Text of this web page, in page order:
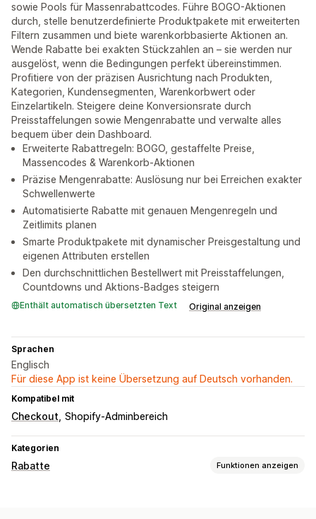
sowie Pools für Massenrabattcodes. Führe BOGO-Aktionen
durch, stelle benutzerdefinierte Produktpakete mit erweiterten
Filtern zusammen und biete warenkorbbasierte Aktionen an.
Wende Rabatte bei exakten Stückzahlen an – sie werden nur
ausgelöst, wenn die Bedingungen perfekt übereinstimmen.
Profitiere von der präzisen Ausrichtung nach Produkten,
Kategorien, Kundensegmenten, Warenkorbwert oder
Einzelartikeln. Steigere deine Konversionsrate durch
Preisstaffelungen sowie Mengenrabatte und verwalte alles
bequem über dein Dashboard.
Erweiterte Rabattregeln: BOGO, gestaffelte Preise,
Massencodes & Warenkorb-Aktionen
Präzise Mengenrabatte: Auslösung nur bei Erreichen exakter
Schwellenwerte
Automatisierte Rabatte mit genauen Mengenregeln und
Zeitlimits planen
Smarte Produktpakete mit dynamischer Preisgestaltung und
eigenen Attributen erstellen
Den durchschnittlichen Bestellwert mit Preisstaffelungen,
Countdowns und Aktions-Badges steigern
Enthält automatisch übersetzten Text Original anzeigen
Sprachen
Englisch
Für diese App ist keine Übersetzung auf Deutsch vorhanden.
Kompatibel mit
Checkout Shopify-Adminbereich
Kategorien
Rabatte Funktionen anzeigen